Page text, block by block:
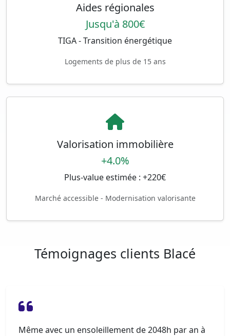
Aides régionales
Jusqu'à 800€
TIGA - Transition énergétique
Logements de plus de 15 ans
Valorisation immobilière
+4.0%
Plus-value estimée : +220€
Marché accessible - Modernisation valorisante
Témoignages clients Blacé
Même avec un ensoleillement de 2048h par an à